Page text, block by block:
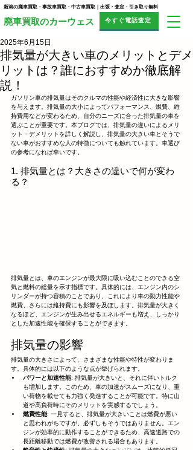
今すぐ電話査定
​廃車買取のカーウェス
新潟の廃車買取・事故車買取・中古車買取｜出張・査定・引き取り無料
排気量が大きい車のメリットとデメ
リットは？誰におすすめか徹底解
説！
2025年6月15日
ガソリン車の排気量はそのクルマの性能や経済性に大きな影響
を与えます。排気量の大小によってパフォーマンス、燃費、維
持費用などが変わるため、自分のニーズに合った排気量の車を
選ぶことが重要です。本ブログでは、排気量の違いによるメリ
ット・デメリットを詳しく解説し、排気量の大きい車とそうで
ない車がおすすめな人の特徴についても触れています。車選び
の参考になれば幸いです。
1. 排気量とは？大きさの違いで何が変わ
る？
排気量とは、車のエンジンが最大限に吸い込むことのできる空
気と燃料の総量を示す指標です。具体的には、エンジン内のシ
リンダーが持つ容積のことであり、これにより車の動力性能や
燃費、さらには維持費にも影響を及ぼします。排気量が大きく
なるほど、エンジンが生み出せるエネルギーも増え、しっかり
とした加速性能を確保することができます。
排気量の影響
排気量の大きさによって、さまざまな性能や特性が変わりま
す。具体的には以下のような点が挙げられます。
パワーと加速性能: 排気量が大きいと、それに伴いトルク
も増加します。このため、車の加速がスムーズになり、重
い荷物を載せても力強く発進することが可能です。特に山
道や高負荷時にそのメリットを実感するでしょう。
燃費性能: 一見すると、排気量が大きいことは燃費が悪い
と思われがちですが、必ずしもそうではありません。エン
ジンが効率的に動作することができるため、高速道路での
長距離移動では燃費が改善される場合もあります。